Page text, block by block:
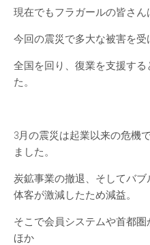
現在でもフラガールの皆さん
今回の震災で多大な被害を
全国を回り、復業を支援す
た。
3月の震災は起業以来の危機
ました。
炭鉱事業の撤退、そしてバ
体客が激減したため減益。
そこで会員システムや首都
ほか